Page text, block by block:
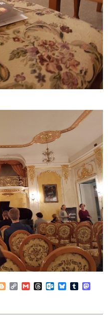
BloggerCopy
Link
GmailThreadsOutlook.com
BlueskyTumblr